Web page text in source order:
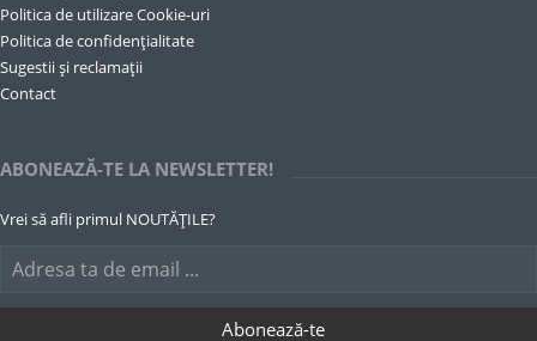
Politica de utilizare Cookie-uri
Politica de confidențialitate
Sugestii și reclamații
Contact
ABONEAZĂ-TE LA NEWSLETTER!
Vrei să afli primul NOUTĂȚILE?